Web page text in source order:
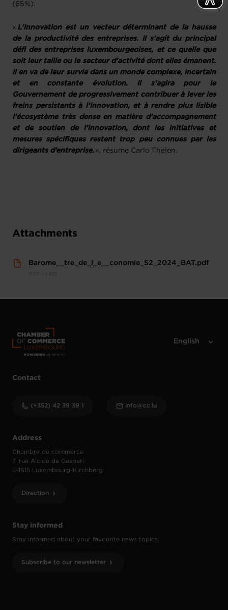
(65%).
« L’innovation est un vecteur déterminant de la hausse
de la productivité des entreprises. Il s’agit du principal
défi des entreprises luxembourgeoises, et ce quelle que
soit leur taille ou le secteur d’activité dont elles émanent.
Il en va de leur survie dans un monde complexe, incertain
et en constante évolution. Il s’agira pour le
Gouvernement de progressivement contribuer à lever les
freins persistants à l’innovation, et à rendre plus lisible
l’écosystème très dense en matière d’accompagnement
et de soutien de l’innovation, dont les initiatives et
mesures spécifiques restent trop peu connues par les
dirigeants d’entreprise. », résume Carlo Thelen.
Attachments
Barome__tre_de_l_e__conomie_S2_2024_BAT.pdf
Stay informed
Stay informed about your favourite news topics.
Subscribe to our newsletter
Address
Chambre de commerce
7, rue Alcide de Gasperi
L-1615 Luxembourg-Kirchberg
Direction
Contact
(+352) 42 39 39 1 info@cc.lu